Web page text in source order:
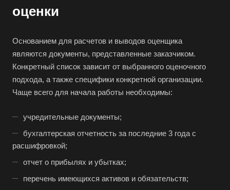
оценки
Основанием для расчетов и выводов оценщика
являются документы, представленные заказчиком.
Конкретный список зависит от выбранного оценочного
подхода, а также специфики конкретной организации.
Чаще всего для начала работы необходимы:
учредительные документы;
бухгалтерская отчетность за последние 3 года с
расшифровкой;
отчет о прибылях и убытках;
перечень имеющихся активов и обязательств;
Асино
Ахтубинск
Ачинск
Аша
Баймак
Балаково
Балашиха